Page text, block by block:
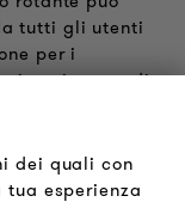
tutti gli utenti
per i
in caso di
di allarme.
di
dei quali con
esperienza